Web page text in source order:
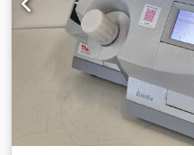
de monsters gewaarborgd,
tegelijkertijd stil en
laboratoria, ziekenhuizen